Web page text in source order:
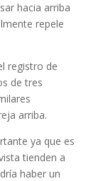
hacia arriba
repele
registro de
de tres
​​arriba.
ya que es
tienden a
haber un